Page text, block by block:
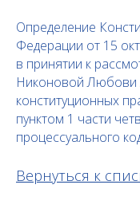
Определение
Федерации от 15
в принятии к
Никоновой Любови
конституционных
пунктом 1 части
процессуального
Вернуться к